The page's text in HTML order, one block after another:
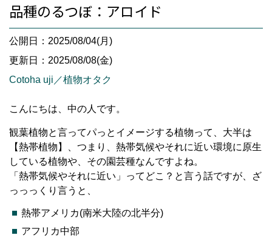
品種のるつぼ：アロイド
公開日：2025/08/04(月)
更新日：2025/08/08(金)
Cotoha uji／植物オタク
こんにちは、中の人です。
観葉植物と言ってパっとイメージする植物って、大半は
【熱帯植物】、つまり、熱帯気候やそれに近い環境に原生
している植物や、その園芸種なんですよね。
「熱帯気候やそれに近い」ってどこ？と言う話ですが、ざ
っっっくり言うと、
熱帯アメリカ(南米大陸の北半分)
アフリカ中部